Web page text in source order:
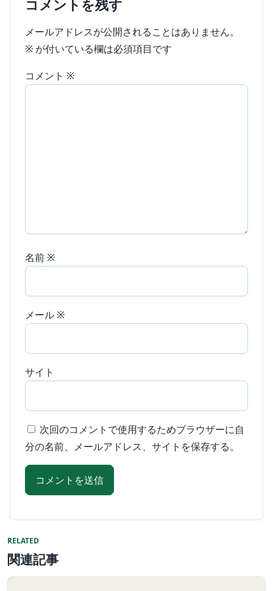
コメントを残す
メールアドレスが公開されることはありません。
※ が付いている欄は必須項目です
コメント ※
名前 ※
メール ※
サイト
次回のコメントで使用するためブラウザーに自
分の名前、メールアドレス、サイトを保存する。
RELATED
関連記事